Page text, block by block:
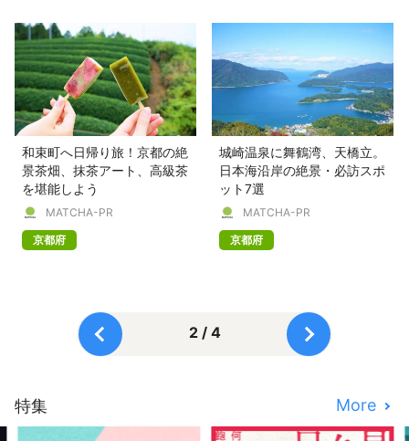
和束町へ日帰り旅！京都の絶
景茶畑、抹茶アート、高級茶
を堪能しよう
MATCHA-PR
京都府
城崎温泉に舞鶴湾、天橋立。
日本海沿岸の絶景・必訪スポ
ット7選
MATCHA-PR
京都府
2 / 4
特集 More